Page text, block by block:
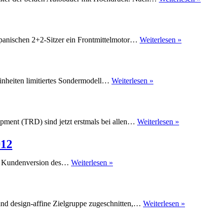
2+2-Sitzer ein Frontmittelmotor… Weiterlesen »
limitiertes Sondermodell… Weiterlesen »
limitiertem
(TRD) sind jetzt erstmals bei allen… Weiterlesen »
Kundenversion des… Weiterlesen »
CS-
design-affine Zielgruppe zugeschnitten,… Weiterlesen »